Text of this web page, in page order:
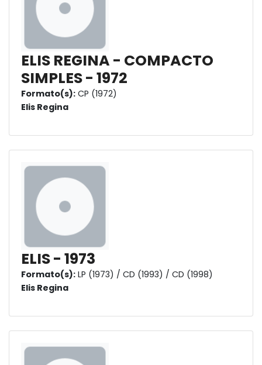
ELIS REGINA - COMPACTO
SIMPLES - 1972
Formato(s): CP (1972)
Elis Regina
ELIS - 1973
Formato(s): LP (1973) / CD (1993) / CD (1998)
Elis Regina